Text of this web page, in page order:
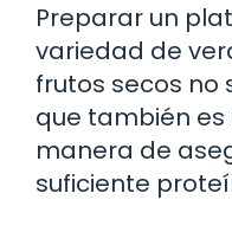
Preparar un
variedad de
frutos secos no
que también
manera de
suficiente